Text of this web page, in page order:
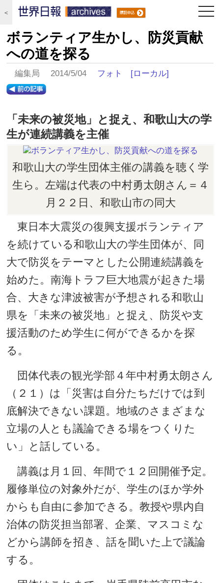
＜
ボランティア生かし、防災貢献
への道を探る
編集局 2014/5/04 フォト [ローカル]
「未来の被災地」と捉え、和歌山大の学
生が連続講義を主催
和歌山大の学生団体主催の講義を聴く学
生ら。左端は代表の中村勇太朗さん＝４
月２２日、和歌山市の同大
東日本大震災の復興支援ボランティア
を続けている和歌山大の学生団体が、同
大で防災をテーマとした公開連続講義を
始めた。南海トラフ巨大地震が起きた場
合、大きな津波被害が予想される和歌山
県を「未来の被災地」と捉え、防災や支
援活動のため学生に何ができるかを探
る。
団体代表の観光学部４年中村勇太朗さん
（２１）は「災害は自分たちだけでは到
底解決できない課題。地域のさまざまな
立場の人とも議論できる場をつくりた
い」と話している。
講義は月１回、年間で１２回開催予定。
履修単位の対象外だが、学生のほか学外
からも自由に参加できる。教授や県内自
治体の防災担当部署、企業、マスコミな
どから講師を招き、話を聞いた上で議論
する。